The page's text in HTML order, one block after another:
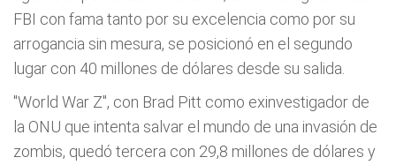
FBI con fama tanto por su excelencia como por su
arrogancia sin mesura, se posicionó en el segundo
lugar con 40 millones de dólares desde su salida.
"World War Z", con Brad Pitt como exinvestigador de
la ONU que intenta salvar el mundo de una invasión de
zombis, quedó tercera con 29,8 millones de dólares y